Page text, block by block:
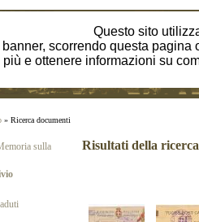
Questo sito
scorrendo questa
e ottenere informazioni su
» Ricerca documenti
sulla
Risultati della ricerca